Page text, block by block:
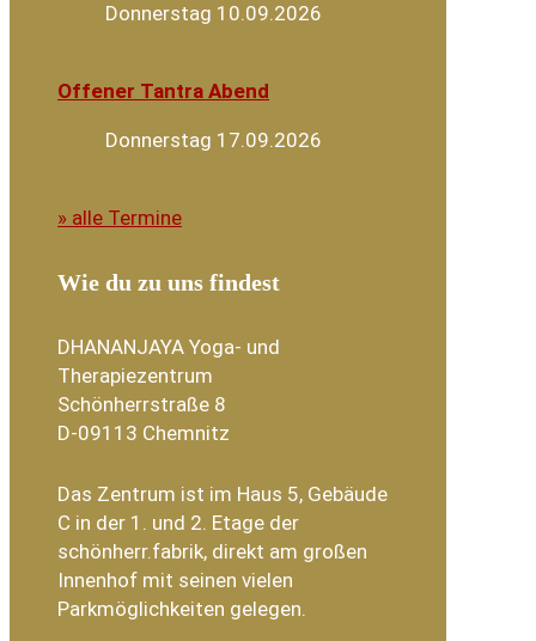
Donnerstag 10.09.2026
Offener Tantra Abend
Donnerstag 17.09.2026
» alle Termine
Wie du zu uns findest
DHANANJAYA Yoga- und
Therapiezentrum
Schönherrstraße 8
D-09113 Chemnitz
Das Zentrum ist im Haus 5, Gebäude
C in der 1. und 2. Etage der
schönherr.fabrik, direkt am großen
Innenhof mit seinen vielen
Parkmöglichkeiten gelegen.